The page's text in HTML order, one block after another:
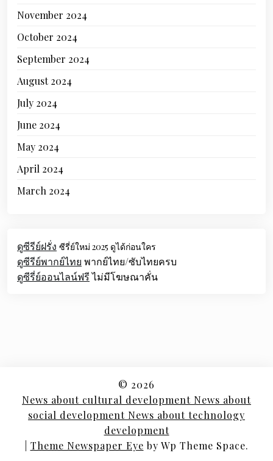
November 2024
October 2024
September 2024
August 2024
July 2024
June 2024
May 2024
April 2024
March 2024
ดูซีรีย์ฝรั่ง ซีรี่ย์ใหม่ 2025 ดูได้ก่อนใคร
ดูซีรีย์พากย์ไทย พากย์ไทย/ซับไทยครบ
ดูซีรี่ย์ออนไลน์ฟรีไม่มีโฆษณาคั่น
© 2026
News about cultural development News about
social development News about technology
development
Theme Newspaper Eye by Wp Theme Space.